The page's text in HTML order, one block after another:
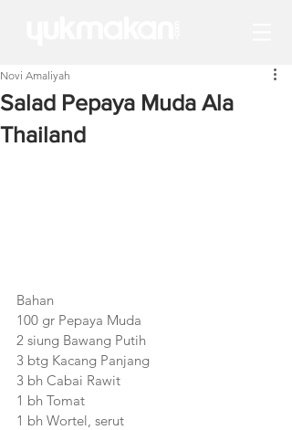
Salad Pepaya Muda Ala
Thailand
Novi Amaliyah
Bahan
100 gr Pepaya Muda
2 siung Bawang Putih
3 btg Kacang Panjang
3 bh Cabai Rawit
1 bh Tomat
1 bh Wortel, serut